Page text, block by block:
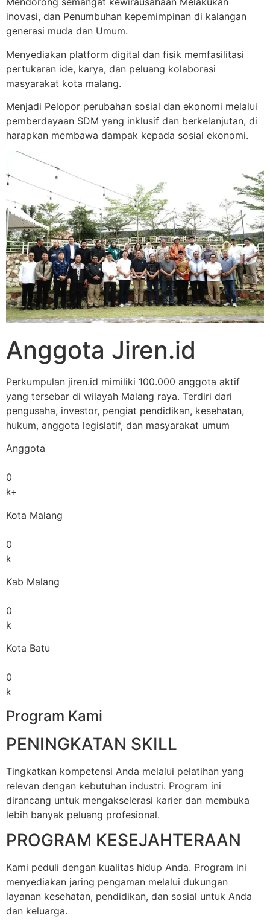
inovasi, dan Penumbuhan kepemimpinan di kalangan
generasi muda dan Umum.
Menyediakan platform digital dan fisik memfasilitasi
pertukaran ide, karya, dan peluang kolaborasi
masyarakat kota malang.
Menjadi Pelopor perubahan sosial dan ekonomi melalui
pemberdayaan SDM yang inklusif dan berkelanjutan, di
harapkan membawa dampak kepada sosial ekonomi.
Anggota Jiren.id
Perkumpulan jiren.id mimiliki 100.000 anggota aktif
yang tersebar di wilayah Malang raya. Terdiri dari
pengusaha, investor, pengiat pendidikan, kesehatan,
hukum, anggota legislatif, dan masyarakat umum
Anggota
0
k+
Kota Malang
0
k
Kab Malang
0
k
Kota Batu
0
k
Program Kami
PENINGKATAN SKILL
Tingkatkan kompetensi Anda melalui pelatihan yang
relevan dengan kebutuhan industri. Program ini
dirancang untuk mengakselerasi karier dan membuka
lebih banyak peluang profesional.
PROGRAM KESEJAHTERAAN
Kami peduli dengan kualitas hidup Anda. Program ini
menyediakan jaring pengaman melalui dukungan
layanan kesehatan, pendidikan, dan sosial untuk Anda
dan keluarga.